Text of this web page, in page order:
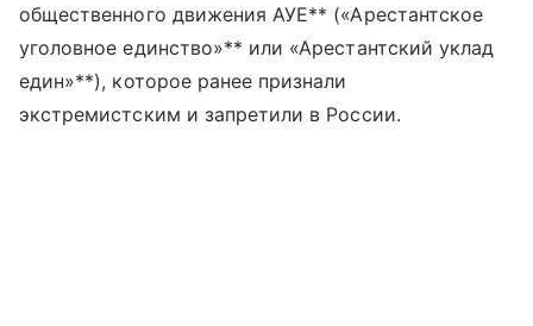
общественного движения АУЕ** («Арестантское
уголовное единство»** или «Арестантский уклад
един»**), которое ранее признали
экстремистским и запретили в России.